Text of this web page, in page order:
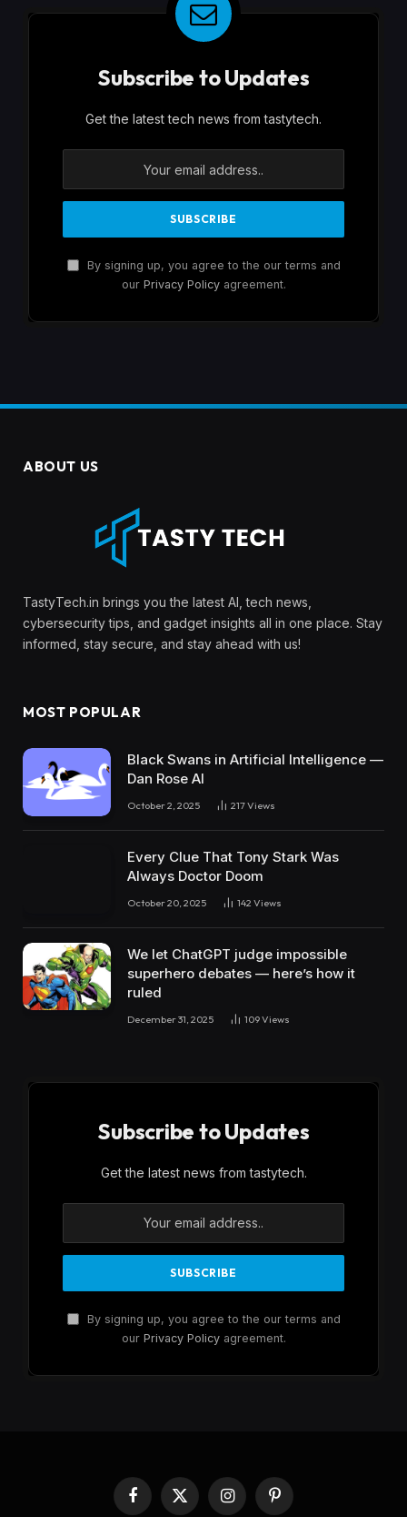
Subscribe to Updates
Get the latest tech news from tastytech.
By signing up, you agree to the our terms and
our Privacy Policyagreement.
ABOUT US
TastyTech.in brings you the latest AI, tech news,
cybersecurity tips, and gadget insights all in one place. Stay
informed, stay secure, and stay ahead with us!
MOST POPULAR
Black Swans in Artificial Intelligence —
Dan Rose AI
October 2, 2025 217Views
Every Clue That Tony Stark Was
Always Doctor Doom
October 20, 2025 142 Views
We let ChatGPT judge impossible
superhero debates — here’s how it
ruled
December 31, 2025 109Views
Subscribe to Updates
Get the latest news from tastytech.
By signing up, you agree to the our terms and
our Privacy Policyagreement.
Facebook
X
InstagramPinterest